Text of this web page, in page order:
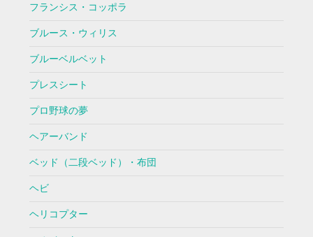
フランシス・コッポラ
ブルース・ウィリス
ブルーベルベット
プレスシート
プロ野球の夢
ヘアーバンド
ベッド（二段ベッド）・布団
ヘビ
ヘリコプター